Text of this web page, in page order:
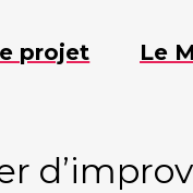
projet Le